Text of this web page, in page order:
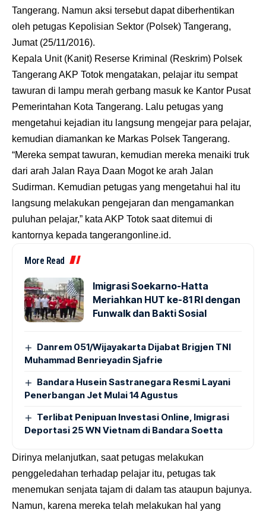
Tangerang. Namun aksi tersebut dapat diberhentikan
oleh petugas Kepolisian Sektor (Polsek) Tangerang,
Jumat (25/11/2016).
Kepala Unit (Kanit) Reserse Kriminal (Reskrim) Polsek
Tangerang AKP Totok mengatakan, pelajar itu sempat
tawuran di lampu merah gerbang masuk ke Kantor Pusat
Pemerintahan Kota Tangerang. Lalu petugas yang
mengetahui kejadian itu langsung mengejar para pelajar,
kemudian diamankan ke Markas Polsek Tangerang.
“Mereka sempat tawuran, kemudian mereka menaiki truk
dari arah Jalan Raya Daan Mogot ke arah Jalan
Sudirman. Kemudian petugas yang mengetahui hal itu
langsung melakukan pengejaran dan mengamankan
puluhan pelajar,” kata AKP Totok saat ditemui di
kantornya kepada tangerangonline.id.
More Read
Imigrasi Soekarno-Hatta
Meriahkan HUT ke-81 RI dengan
Funwalk dan Bakti Sosial
Danrem 051/Wijayakarta Dijabat Brigjen TNI
Muhammad Benrieyadin Sjafrie
Bandara Husein Sastranegara Resmi Layani
Penerbangan Jet Mulai 14 Agustus
Terlibat Penipuan Investasi Online, Imigrasi
Deportasi 25 WN Vietnam di Bandara Soetta
Dirinya melanjutkan, saat petugas melakukan
penggeledahan terhadap pelajar itu, petugas tak
menemukan senjata tajam di dalam tas ataupun bajunya.
Namun, karena mereka telah melakukan hal yang